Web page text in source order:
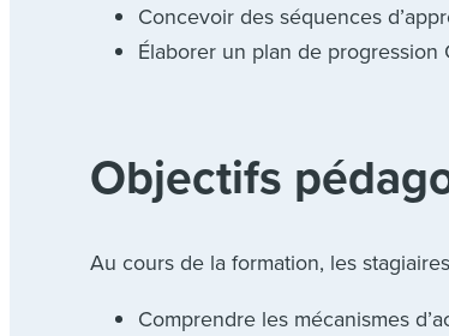
Concevoir des séquences
Élaborer un plan de progression
Objectifs
Au cours de la formation, les
Comprendre les mécanismes